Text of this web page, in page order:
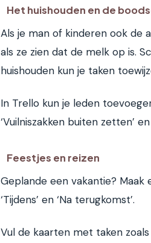
Het huishouden en de
Als je man of kinderen ook de
als ze zien dat de melk op is.
huishouden kun je taken
In Trello kun je leden
‘Vuilniszakken buiten zetten’
Feestjes en reizen
Geplande een vakantie? Maak
‘Tijdens’ en ‘Na terugkomst’.
Vul de kaarten met taken zoals